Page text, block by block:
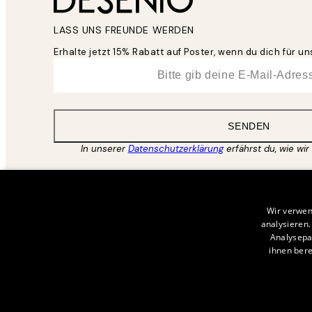
LASS UNS FREUNDE WERDEN
Erhalte jetzt 15% Rabatt auf Poster, wenn du dich für
SENDEN
In unsererDatenschutzerklärungerfährst du, wie wir
Wir
ihnen